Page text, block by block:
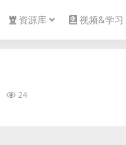
资源库 视频&学习
24